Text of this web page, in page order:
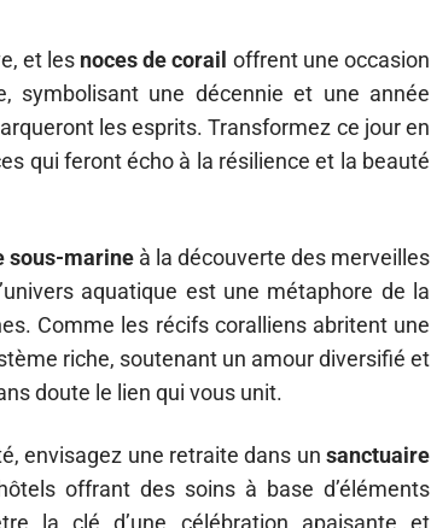
et les noces de corail offrent une occasion
symbolisant une décennie et une année
les esprits. Transformez ce jour en
qui feront écho à la résilience et la beauté
sous-marineà la découverte des merveilles
aquatique est une métaphore de la
Comme les récifs coralliens abritent une
riche, soutenant un amour diversifié et
doute le lien qui vous unit.
envisagez une retraite dans un sanctuaire
offrant des soins à base d’éléments
la clé d’une célébration apaisante et